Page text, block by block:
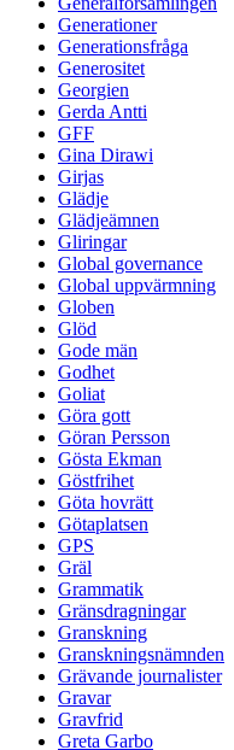
Generationer
Generationsfråga
Generositet
Georgien
Gerda Antti
GFF
Gina Dirawi
Girjas
Glädje
Glädjeämnen
Gliringar
Global governance
Global uppvärmning
Globen
Glöd
Gode män
Godhet
Goliat
Göra gott
Göran Persson
Gösta Ekman
Göstfrihet
Göta hovrätt
Götaplatsen
GPS
Gräl
Grammatik
Gränsdragningar
Granskning
Granskningsnämnden
Grävande journalister
Gravar
Gravfrid
Greta Garbo